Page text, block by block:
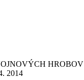
HROBOV
2014